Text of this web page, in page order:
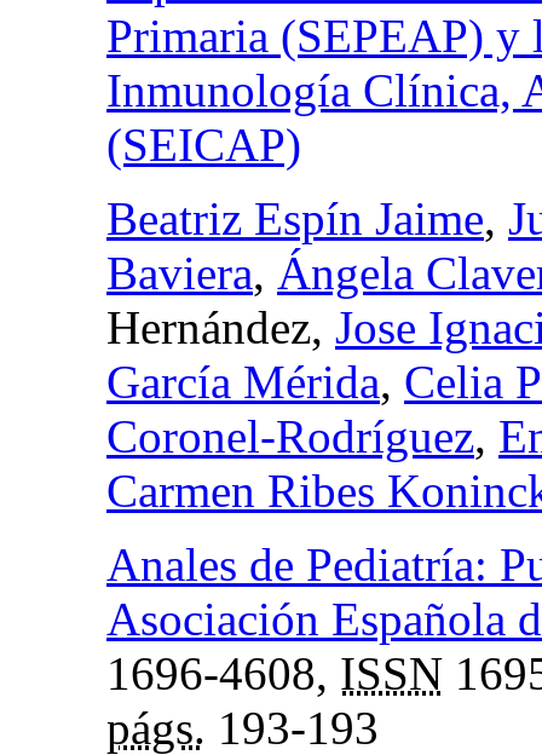
Primaria (SEPEAP) y
Inmunología Clínica,
(SEICAP)
Beatriz Espín Jaime,
Baviera, Ángela
Hernández, Jose
García Mérida, Celia
Coronel-Rodríguez,
Carmen Ribes
Anales de Pediatría:
Asociación Española
1696-4608, ISSN
págs. 193-193